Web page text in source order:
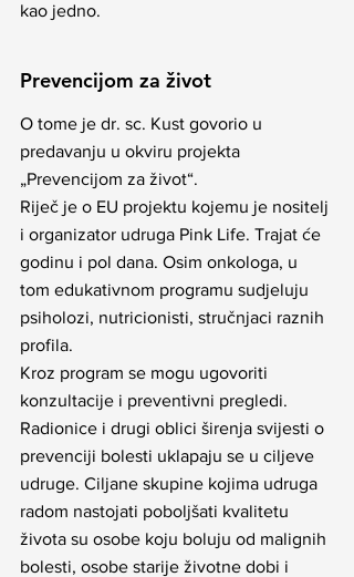
kao jedno.
Prevencijom za život
O tome je dr. sc. Kust govorio u
predavanju u okviru projekta
„Prevencijom za život“.
Riječ je o EU projektu kojemu je nositelj
i organizator udruga Pink Life. Trajat će
godinu i pol dana. Osim onkologa, u
tom edukativnom programu sudjeluju
psiholozi, nutricionisti, stručnjaci raznih
profila.
Kroz program se mogu ugovoriti
konzultacije i preventivni pregledi.
Radionice i drugi oblici širenja svijesti o
prevenciji bolesti uklapaju se u ciljeve
udruge. Ciljane skupine kojima udruga
radom nastojati poboljšati kvalitetu
života su osobe koju boluju od malignih
bolesti, osobe starije životne dobi i